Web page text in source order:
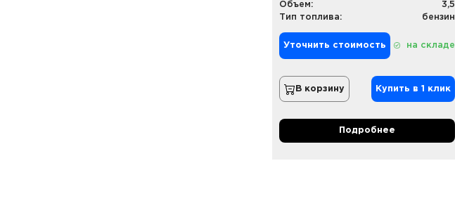
Объем:
3,5
Тип топлива:
бензин
Уточнить стоимость на складе
В корзину Купить в 1 клик
Подробнее